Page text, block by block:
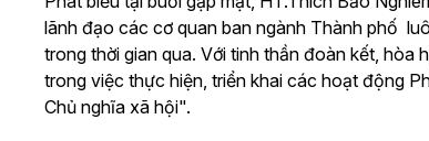
lãnh đạo các cơ quan ban ngành Thành phố
trong thời gian qua. Với tinh thần đoàn kết, hòa
trong việc thực hiện, triển khai các hoạt động
Chủ nghĩa xã hội".